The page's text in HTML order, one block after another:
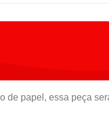
papel, essa peça